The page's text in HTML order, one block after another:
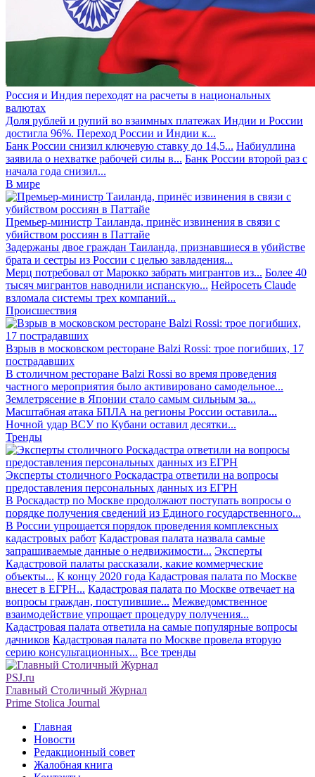
Россия и Индия переходят на расчеты в национальных
валютах
Доля рублей и рупий во взаимных платежах Индии и России
достигла 96%. Переход России и Индии к...
Банк России снизил ключевую ставку до 14,5... Набиуллина
заявила о нехватке рабочей силы в... Банк России второй раз с
начала года снизил...
В мире
Премьер-министр Таиланда, принёс извинения в связи с
убийством россиян в Паттайе
Задержаны двое граждан Таиланда, признавшиеся в убийстве
брата и сестры из России с целью завладения...
Мерц потребовал от Марокко забрать мигрантов из... Более 40
тысяч мигрантов наводнили испанскую... Нейросеть Claude
взломала системы трех компаний...
Происшествия
Взрыв в московском ресторане Balzi Rossi: трое погибших, 17
пострадавших
В столичном ресторане Balzi Rossi во время проведения
частного мероприятия было активировано самодельное...
Землетрясение в Японии стало самым сильным за...
Масштабная атака БПЛА на регионы России оставила...
Ночной удар ВСУ по Кубани оставил десятки...
Тренды
Эксперты столичного Роскадастра ответили на вопросы
предоставления персональных данных из ЕГРН
В Роскадастр по Москве продолжают поступать вопросы о
порядке получения сведений из Единого государственного...
В России упрощается порядок проведения комплексных
кадастровых работ Кадастровая палата назвала самые
запрашиваемые данные о недвижимости... Эксперты
Кадастровой палаты рассказали, какие коммерческие
объекты... К концу 2020 года Кадастровая палата по Москве
внесет в ЕГРН... Кадастровая палата по Москве отвечает на
вопросы граждан, поступившие... Межведомственное
взаимодействие упрощает процедуру получения...
Кадастровая палата ответила на самые популярные вопросы
дачников Кадастровая палата по Москве провела вторую
серию консультационных... Все тренды
PSJ.ru
Главный Столичный Журнал
Prime Stolica Journal
Главная
Новости
Редакционный совет
Жалобная книга